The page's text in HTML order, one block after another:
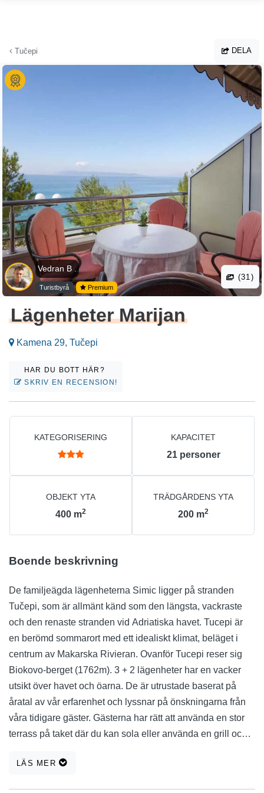
Tučepi DELA
Vedran B .
Turistbyrå Premium
(31)
Lägenheter Marijan
Kamena 29, Tučepi
HAR DU BOTT HÄR?
SKRIV EN RECENSION!
KATEGORISERING KAPACITET
21 personer
OBJEKT YTA
400 m2
TRÄDGÅRDENS YTA
200 m2
Boende beskrivning
De familjeägda lägenheterna Simic ligger på stranden
Tučepi, som är allmänt känd som den längsta, vackraste
och den renaste stranden vid Adriatiska havet. Tucepi är
en berömd sommarort med ett idealiskt klimat, beläget i
centrum av Makarska Rivieran. Ovanför Tucepi reser sig
Biokovo-berget (1762m). 3 + 2 lägenheter har en vacker
utsikt över havet och öarna. De är utrustade baserat på
åratal av vår erfarenhet och lyssnar på önskningarna från
våra tidigare gäster. Gästerna har rätt att använda en stor
terrass på taket där du kan sola eller använda en grill och
fullständig panoramautsikt över Tucepi, som helt enkelt är
LÄS MER